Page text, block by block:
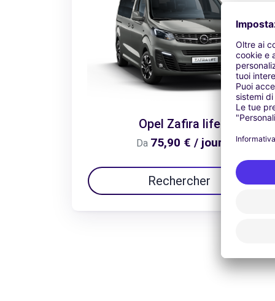
Opel Zafira life
Da 75,90 € / jour
Rechercher